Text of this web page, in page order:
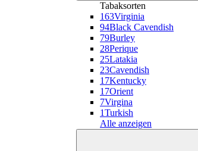
Tabaksorten
163Virginia
94Black Cavendish
79Burley
28Perique
25Latakia
23Cavendish
17Kentucky
17Orient
7Virgina
1Turkish
Alle anzeigen